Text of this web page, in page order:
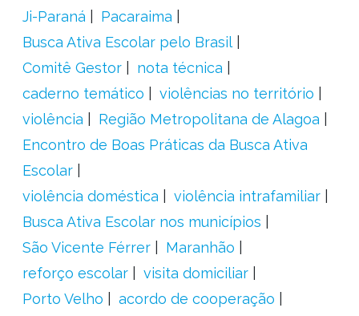
Ji-Paraná
Pacaraima
Busca Ativa Escolar pelo Brasil
Comitê Gestor
nota técnica
caderno temático
violências no território
violência
Região Metropolitana de Alagoa
Encontro de Boas Práticas da Busca Ativa
Escolar
violência doméstica
violência intrafamiliar
Busca Ativa Escolar nos municípios
São Vicente Férrer
Maranhão
reforço escolar
visita domiciliar
Porto Velho
acordo de cooperação